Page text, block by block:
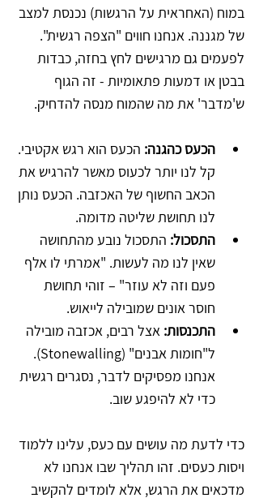
במוח (האחראית על הרגשות) נכנסת למצב
של מגננה. אנחנו חווים "הצפה רגשית".
לפעמים גם מרגישים לחץ בחזה, כבדות
בבטן או דמעות פתאומיות - זה הגוף
ש'מדבר' את מה שהמוח מנסה להדחיק.
הכעס כהגנה: הכעס הוא רגש אקטיבי.
קל לנו יותר לכעוס מאשר להרגיש את
הכאב החשוף של האכזבה. הכעס נותן
לנו תחושת שליטה מדומה.
התסכול: התסכול נובע מהתחושה
שאין לנו מה לעשות. "אמרתי לו אלף
פעם וזה לא עוזר" – זוהי תחושת
חוסר אונים שמובילה לייאוש.
התכנסות: אצל רבים, אכזבה מובילה
ל"חומות אבנים" (Stonewalling).
אנחנו מפסיקים לדבר, נסגרים רגשית
כדי לא להיפגע שוב.
כדי לדעת מה עושים עם כעס, עלינו ללמוד
ויסות כעסים. זהו תהליך שבו אנחנו לא
מדכאים את הרגש, אלא לומדים להקשיב